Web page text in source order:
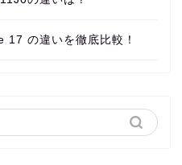
の違いを徹底比較！